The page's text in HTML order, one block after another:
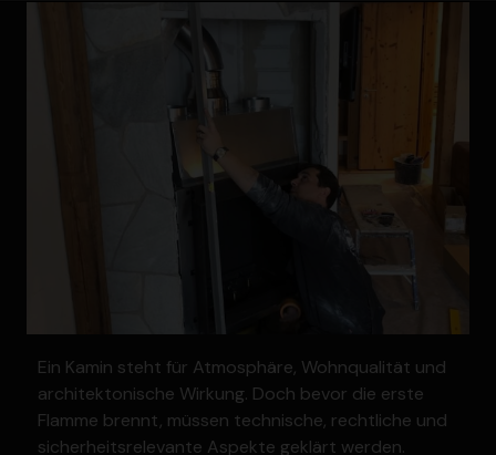
Ein Kamin steht für Atmosphäre, Wohnqua­lität und
archi­tek­to­nische Wirkung. Doch bevor die erste
Flamme brennt, müssen technische, recht­liche und
sicher­heits­re­le­vante Aspekte geklärt werden.